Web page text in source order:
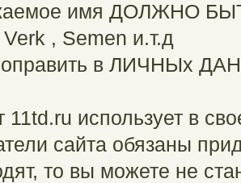
имя ДОЛЖНО
, Semen и.т.д
в ЛИЧНЫх
11td.ru использует в
сайта обязаны
то вы можете не